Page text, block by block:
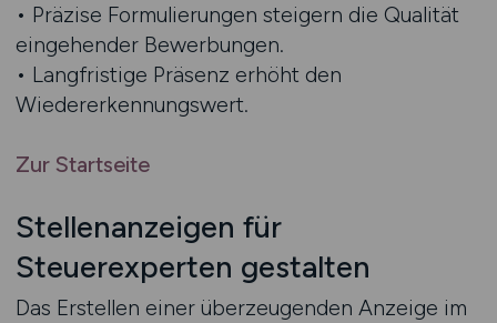
• Präzise Formulierungen steigern die Qualität
eingehender Bewerbungen.
• Langfristige Präsenz erhöht den
Wiedererkennungswert.
Zur Startseite
Stellenanzeigen für
Steuerexperten gestalten
Das Erstellen einer überzeugenden Anzeige im